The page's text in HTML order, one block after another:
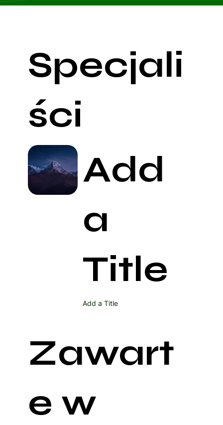
Specjali
ści
Add
a
Title
Add a Title
Zawart
e w